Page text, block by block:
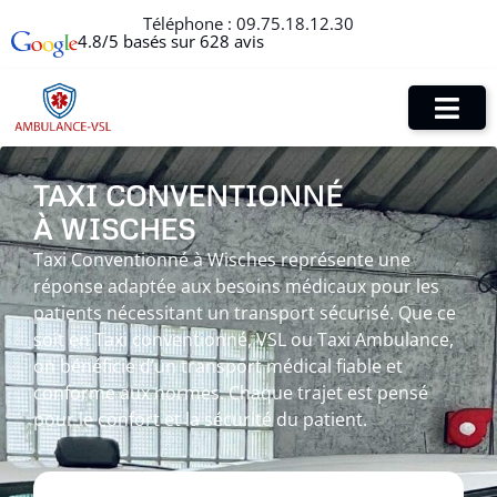
Téléphone : 09.75.18.12.30
4.8/5 basés sur 628 avis
TAXI CONVENTIONNÉ
À WISCHES
Taxi Conventionné à Wisches représente une
réponse adaptée aux besoins médicaux pour les
patients nécessitant un transport sécurisé. Que ce
soit en Taxi conventionné, VSL ou Taxi Ambulance,
on bénéficie d’un transport médical fiable et
conforme aux normes. Chaque trajet est pensé
pour le confort et la sécurité du patient.